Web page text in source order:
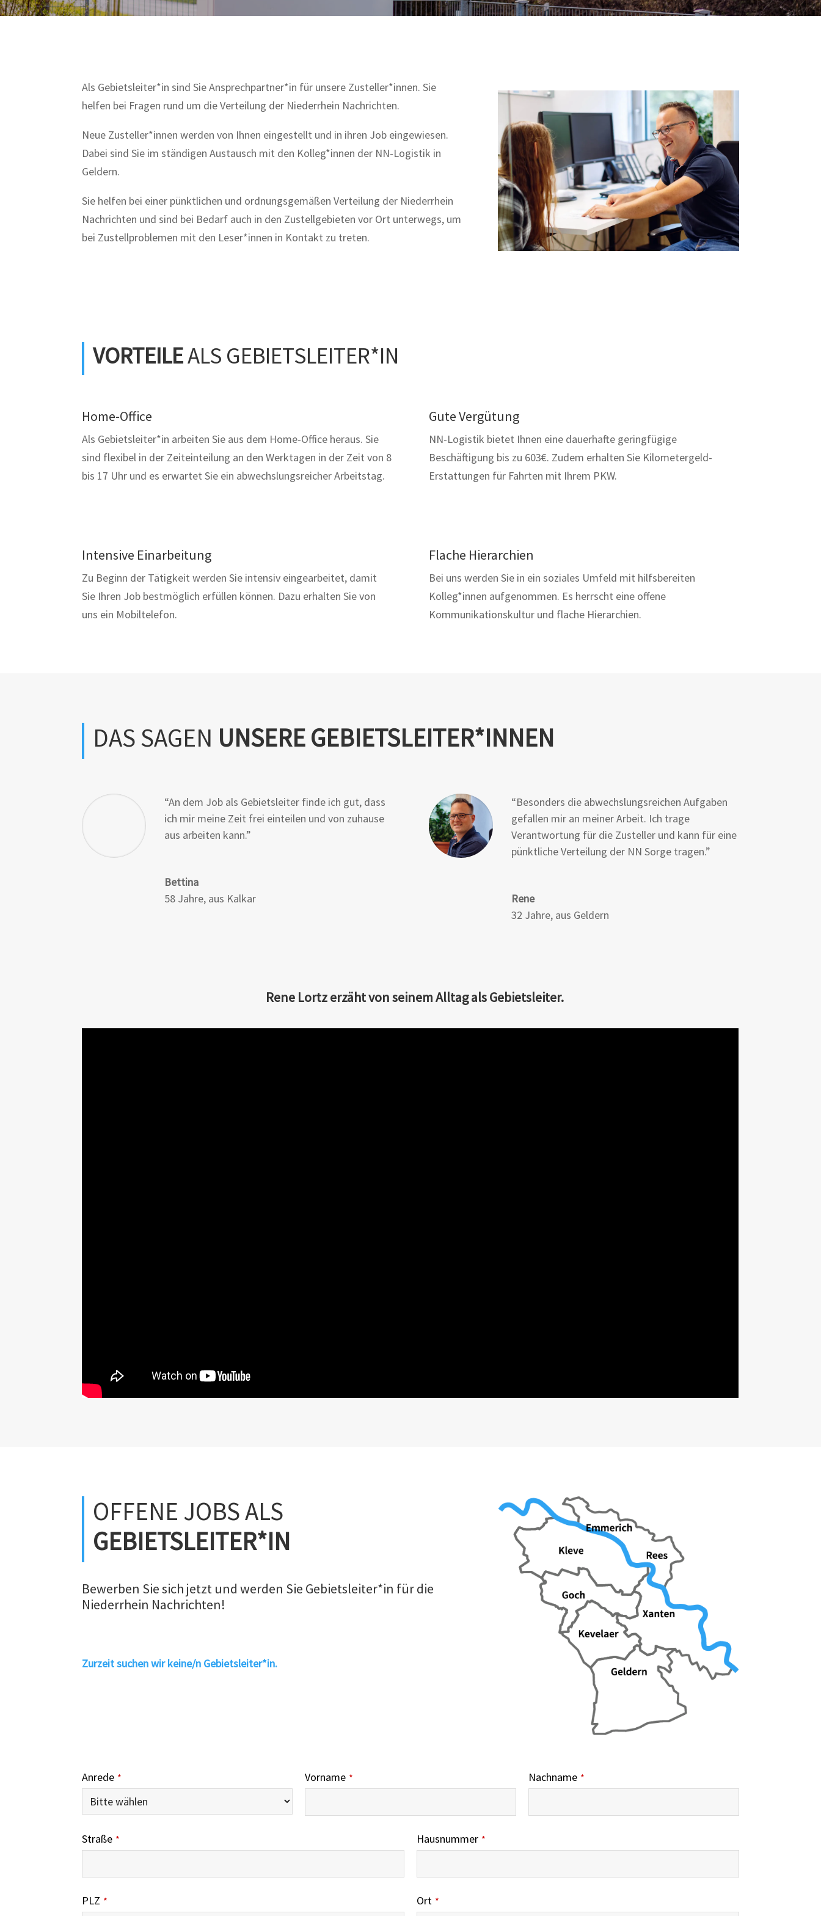
Als Gebietsleiter*in sind Sie Ansprechpartner*in für unsere Zusteller*innen. Sie
helfen bei Fragen rund um die Verteilung der Niederrhein Nachrichten.
Neue Zusteller*innen werden von Ihnen eingestellt und in ihren Job eingewiesen.
Dabei sind Sie im ständigen Austausch mit den Kolleg*innen der NN-Logistik in
Geldern.
Sie helfen bei einer pünktlichen und ordnungsgemäßen Verteilung der Niederrhein
Nachrichten und sind bei Bedarf auch in den Zustellgebieten vor Ort unterwegs, um
bei Zustellproblemen mit den Leser*innen in Kontakt zu treten.
VORTEILEALS GEBIETSLEITER*IN
Home-Office
Als Gebietsleiter*in arbeiten Sie aus dem Home-Office heraus. Sie
sind flexibel in der Zeiteinteilung an den Werktagen in der Zeit von 8
bis 17 Uhr und es erwartet Sie ein abwechslungsreicher Arbeitstag.
Gute Vergütung
NN-Logistik bietet Ihnen eine dauerhafte geringfügige
Beschäftigung bis zu 603€. Zudem erhalten Sie Kilometergeld-
Erstattungen für Fahrten mit Ihrem PKW.
Intensive Einarbeitung
Zu Beginn der Tätigkeit werden Sie intensiv eingearbeitet, damit
Sie Ihren Job bestmöglich erfüllen können. Dazu erhalten Sie von
uns ein Mobiltelefon.
Flache Hierarchien
Bei uns werden Sie in ein soziales Umfeld mit hilfsbereiten
Kolleg*innen aufgenommen. Es herrscht eine offene
Kommunikationskultur und flache Hierarchien.
DAS SAGEN UNSERE GEBIETSLEITER*­INNEN
“An dem Job als Gebietsleiter finde ich gut, dass
ich mir meine Zeit frei einteilen und von zuhause
aus arbeiten kann.”
Bettina
58 Jahre, aus Kalkar
“Besonders die abwechslungsreichen Aufgaben
gefallen mir an meiner Arbeit. Ich trage
Verantwortung für die Zusteller und kann für eine
pünktliche Verteilung der NN Sorge tragen.”
Rene
32 Jahre, aus Geldern
Rene Lortz erzäht von seinem Alltag als Gebietsleiter.
OFFENE JOBS ALS
GEBIETSLEITER*IN
Bewerben Sie sich jetzt und werden Sie Gebietsleiter*in für die
Niederrhein Nachrichten!
Zurzeit suchen wir keine/n Gebietsleiter*in.
Anrede * Vorname * Nachname *
Straße * Hausnummer *
PLZ * Ort *